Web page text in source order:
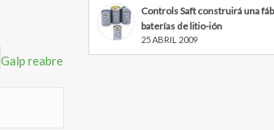
Galp reabre
Controls Saft construirá una
baterías de litio-ión
25 ABRIL 2009